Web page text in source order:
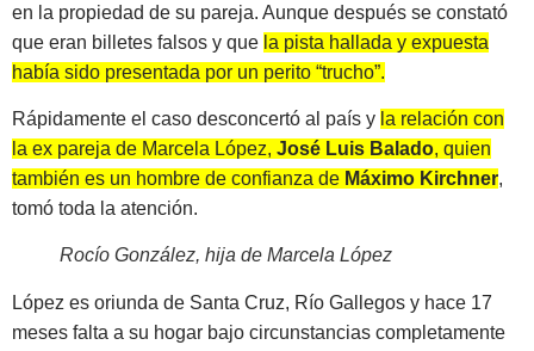
en la propiedad de su pareja. Aunque después se constató
que eran billetes falsos y que la pista hallada y expuesta
había sido presentada por un perito “trucho”.
Rápidamente el caso desconcertó al país y la relación con
la ex pareja de Marcela López, José Luis Balado, quien
también es un hombre de confianza de Máximo Kirchner,
tomó toda la atención.
Rocío González, hija de Marcela López
López es oriunda de Santa Cruz, Río Gallegos y hace 17
meses falta a su hogar bajo circunstancias completamente